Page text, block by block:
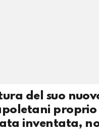
del suo
proprio
inventata,